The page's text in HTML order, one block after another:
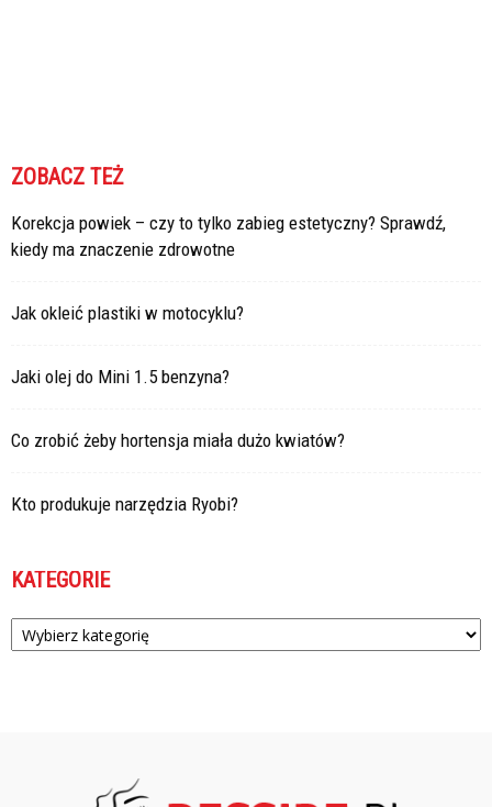
ZOBACZ TEŻ
Korekcja powiek – czy to tylko zabieg estetyczny? Sprawdź,
kiedy ma znaczenie zdrowotne
Jak okleić plastiki w motocyklu?
Jaki olej do Mini 1.5 benzyna?
Co zrobić żeby hortensja miała dużo kwiatów?
Kto produkuje narzędzia Ryobi?
KATEGORIE
Kategorie